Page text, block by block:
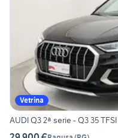
Vetrina
AUDI Q3 2ª serie - Q3 35